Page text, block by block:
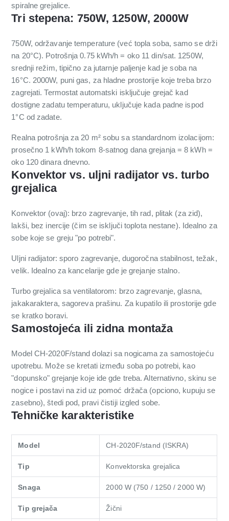
spiralne grejalice.
Tri stepena: 750W, 1250W, 2000W
750W, održavanje temperature (već topla soba, samo se drži
na 20°C). Potrošnja 0.75 kWh/h = oko 11 din/sat. 1250W,
srednji režim, tipično za jutarnje paljenje kad je soba na
16°C. 2000W, puni gas, za hladne prostorije koje treba brzo
zagrejati. Termostat automatski isključuje grejač kad
dostigne zadatu temperaturu, uključuje kada padne ispod
1°C od zadate.
Realna potrošnja za 20 m² sobu sa standardnom izolacijom:
prosečno 1 kWh/h tokom 8-satnog dana grejanja = 8 kWh =
oko 120 dinara dnevno.
Konvektor vs. uljni radijator vs. turbo
grejalica
Konvektor (ovaj): brzo zagrevanje, tih rad, plitak (za zid),
lakši, bez inercije (čim se isključi toplota nestane). Idealno za
sobe koje se greju "po potrebi".
Uljni radijator: sporo zagrevanje, dugoročna stabilnost, težak,
velik. Idealno za kancelarije gde je grejanje stalno.
Turbo grejalica sa ventilatorom: brzo zagrevanje, glasna,
jakakaraktera, sagoreva prašinu. Za kupatilo ili prostorije gde
se kratko boravi.
Samostojeća ili zidna montaža
Model CH-2020F/stand dolazi sa nogicama za samostojeću
upotrebu. Može se kretati između soba po potrebi, kao
"dopunsko" grejanje koje ide gde treba. Alternativno, skinu se
nogice i postavi na zid uz pomoć držača (opciono, kupuju se
zasebno), štedi pod, pravi čistiji izgled sobe.
Tehničke karakteristike
Model CH-2020F/stand (ISKRA)
Tip Konvektorska grejalica
Snaga 2000 W (750 / 1250 / 2000 W)
Tip grejača Žični